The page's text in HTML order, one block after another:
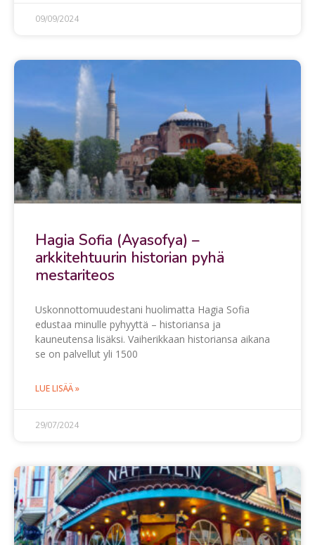
09/09/2024
Hagia Sofia (Ayasofya) –
arkkitehtuurin historian pyhä
mestariteos
Uskonnottomuudestani huolimatta Hagia Sofia
edustaa minulle pyhyyttä – historiansa ja
kauneutensa lisäksi. Vaiherikkaan historiansa aikana
se on palvellut yli 1500
LUE LISÄÄ »
29/07/2024